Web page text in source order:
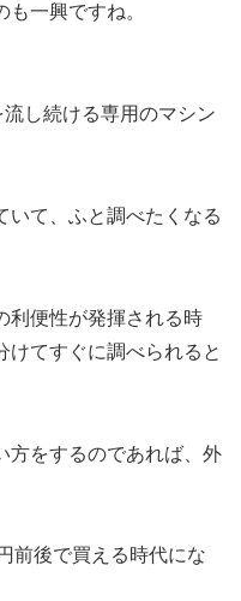
一興ですね。
し続ける専用のマシン
いて、ふと調べたくなる
利便性が発揮される時
けてすぐに調べられると
方をするのであれば、外
前後で買える時代にな